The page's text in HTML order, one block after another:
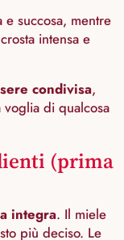
succosa, mentre
intensa e
condivisa,
di qualcosa
(prima
integra. Il miele
più deciso. Le